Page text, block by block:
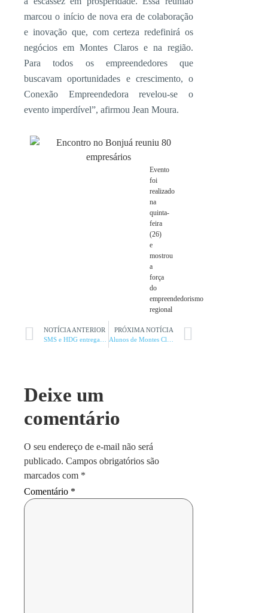
marcou o início de nova era de colaboração
e inovação que, com certeza redefinirá os
negócios em Montes Claros e na região.
Para todos os empreendedores que
buscavam oportunidades e crescimento, o
Conexão Empreendedora revelou-se o
evento imperdível”, afirmou Jean Moura.
Evento
foi
realizado
na
quinta-
feira
(26)
e
mostrou
a
força
do
empreendedorismo
regional
NOTÍCIA ANTERIOR
PRÓXIMA NOTÍCIA
Deixe um
comentário
O seu endereço de e-mail não será
publicado. Campos obrigatórios são
marcados com *
Comentário *